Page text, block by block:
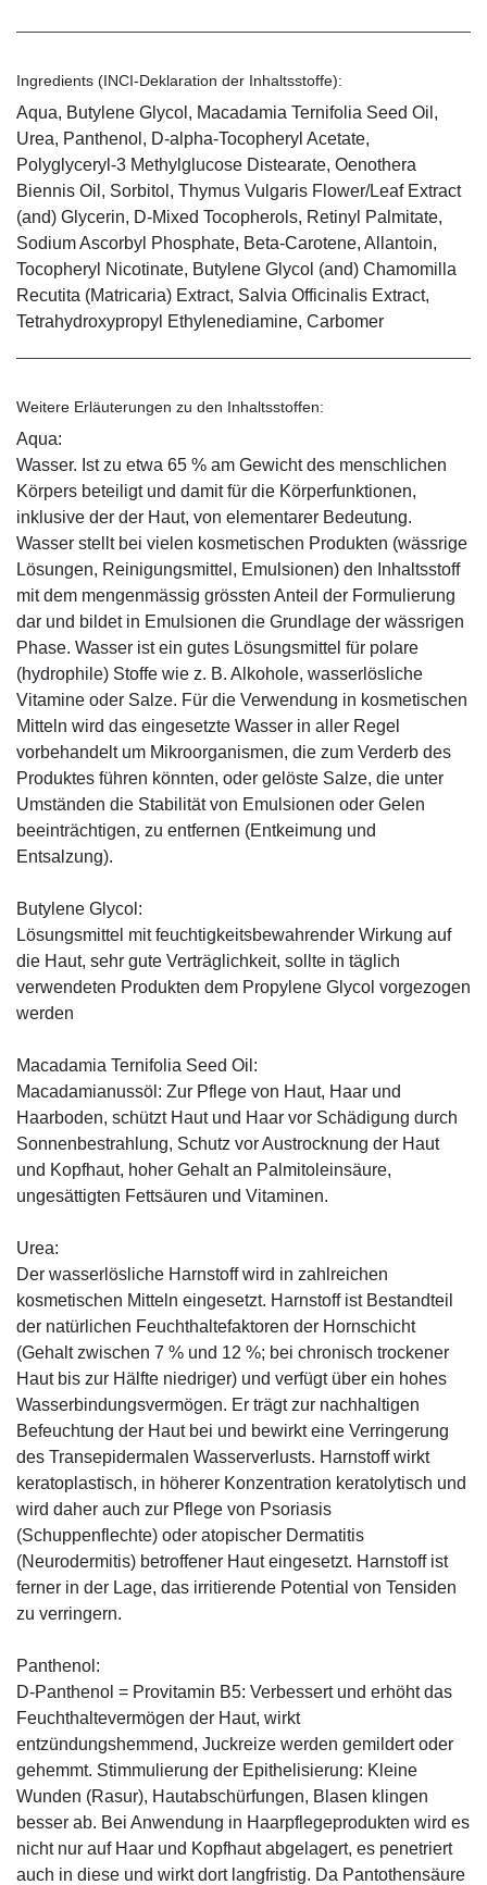
Ingredients (INCI-Deklaration der Inhaltsstoffe):
Aqua, Butylene Glycol, Macadamia Ternifolia Seed Oil,
Urea, Panthenol, D-alpha-Tocopheryl Acetate,
Polyglyceryl-3 Methylglucose Distearate, Oenothera
Biennis Oil, Sorbitol, Thymus Vulgaris Flower/Leaf Extract
(and) Glycerin, D-Mixed Tocopherols, Retinyl Palmitate,
Sodium Ascorbyl Phosphate, Beta-Carotene, Allantoin,
Tocopheryl Nicotinate, Butylene Glycol (and) Chamomilla
Recutita (Matricaria) Extract, Salvia Officinalis Extract,
Tetrahydroxypropyl Ethylenediamine, Carbomer
Weitere Erläuterungen zu den Inhaltsstoffen:
Aqua:
Wasser. Ist zu etwa 65 % am Gewicht des menschlichen
Körpers beteiligt und damit für die Körperfunktionen,
inklusive der der Haut, von elementarer Bedeutung.
Wasser stellt bei vielen kosmetischen Produkten (wässrige
Lösungen, Reinigungsmittel, Emulsionen) den Inhaltsstoff
mit dem mengenmässig grössten Anteil der Formulierung
dar und bildet in Emulsionen die Grundlage der wässrigen
Phase. Wasser ist ein gutes Lösungsmittel für polare
(hydrophile) Stoffe wie z. B. Alkohole, wasserlösliche
Vitamine oder Salze. Für die Verwendung in kosmetischen
Mitteln wird das eingesetzte Wasser in aller Regel
vorbehandelt um Mikroorganismen, die zum Verderb des
Produktes führen könnten, oder gelöste Salze, die unter
Umständen die Stabilität von Emulsionen oder Gelen
beeinträchtigen, zu entfernen (Entkeimung und
Entsalzung).
Butylene Glycol:
Lösungsmittel mit feuchtigkeitsbewahrender Wirkung auf
die Haut, sehr gute Verträglichkeit, sollte in täglich
verwendeten Produkten dem Propylene Glycol vorgezogen
werden
Macadamia Ternifolia Seed Oil:
Macadamianussöl: Zur Pflege von Haut, Haar und
Haarboden, schützt Haut und Haar vor Schädigung durch
Sonnenbestrahlung, Schutz vor Austrocknung der Haut
und Kopfhaut, hoher Gehalt an Palmitoleinsäure,
ungesättigten Fettsäuren und Vitaminen.
Urea:
Der wasserlösliche Harnstoff wird in zahlreichen
kosmetischen Mitteln eingesetzt. Harnstoff ist Bestandteil
der natürlichen Feuchthaltefaktoren der Hornschicht
(Gehalt zwischen 7 % und 12 %; bei chronisch trockener
Haut bis zur Hälfte niedriger) und verfügt über ein hohes
Wasserbindungsvermögen. Er trägt zur nachhaltigen
Befeuchtung der Haut bei und bewirkt eine Verringerung
des Transepidermalen Wasserverlusts. Harnstoff wirkt
keratoplastisch, in höherer Konzentration keratolytisch und
wird daher auch zur Pflege von Psoriasis
(Schuppenflechte) oder atopischer Dermatitis
(Neurodermitis) betroffener Haut eingesetzt. Harnstoff ist
ferner in der Lage, das irritierende Potential von Tensiden
zu verringern.
Panthenol:
D-Panthenol = Provitamin B5: Verbessert und erhöht das
Feuchthaltevermögen der Haut, wirkt
entzündungshemmend, Juckreize werden gemildert oder
gehemmt. Stimmulierung der Epithelisierung: Kleine
Wunden (Rasur), Hautabschürfungen, Blasen klingen
besser ab. Bei Anwendung in Haarpflegeprodukten wird es
nicht nur auf Haar und Kopfhaut abgelagert, es penetriert
auch in diese und wirkt dort langfristig. Da Pantothensäure